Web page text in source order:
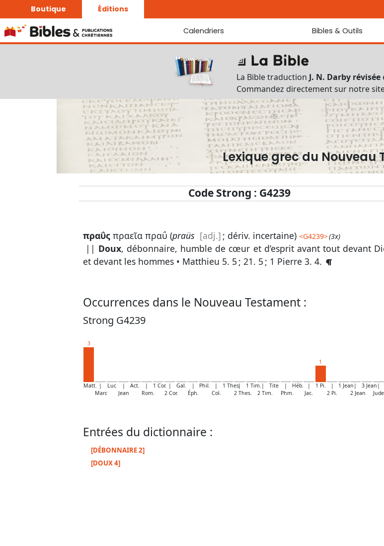
Boutique Éditions
Calendriers
La Bonne Semence
Le Seigneur est proche
Bibles & Outils
Bibles
Traduction J. N. Darby révisée
Traduction J. N. Darby
Ancien Testament interlinéaire
Nouveau Testament interlinéaire
Outils
Lexique grec du Nouveau
Téléchargements
La Bible traduction J. N. Darby révisée
Commandez directement sur notre
Lexique grec du Nouveau
Code Strong : G4239
πραΰς πραεῖα πραΰ (praüs [adj.] ; dériv. incertaine) <G4239>(3x)
|| Doux, débonnaire, humble de cœur et d’esprit avant tout devant
et devant les hommes • Matthieu 5. 5 ; 21. 5 ; 1 Pierre 3. 4.
Occurrences dans le Nouveau Testament :
Strong G4239
3
Matt. |
Marc
Luc
|
Jean
Act.
|
Rom.
1 Cor. |
2 Cor.
Gal.
|
Éph.
Phil.
|
Col.
1 Thes.
|
2 Thes.
1 Tim. |
2 Tim.
Tite
|
Phm.
Héb.
|
Jac.
1
1 Pi.
|
2 Pi.
1 Jean |
2 Jean
3 Jean |
Jude
Entrées du dictionnaire :
[DÉBONNAIRE 2]
[DOUX 4]